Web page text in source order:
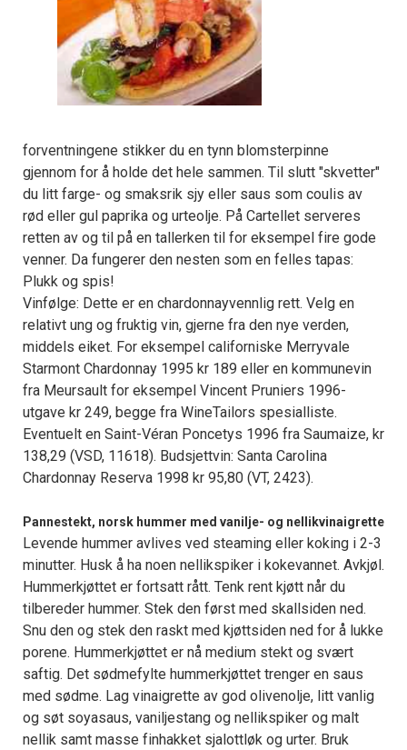
forventningene stikker du en tynn blomsterpinne
gjennom for å holde det hele sammen. Til slutt "skvetter"
du litt farge- og smaksrik sjy eller saus som coulis av
rød eller gul paprika og urteolje. På Cartellet serveres
retten av og til på en tallerken til for eksempel fire gode
venner. Da fungerer den nesten som en felles tapas:
Plukk og spis!
Vinfølge: Dette er en chardonnayvennlig rett. Velg en
relativt ung og fruktig vin, gjerne fra den nye verden,
middels eiket. For eksempel californiske Merryvale
Starmont Chardonnay 1995 kr 189 eller en kommunevin
fra Meursault for eksempel Vincent Pruniers 1996-
utgave kr 249, begge fra WineTailors spesialliste.
Eventuelt en Saint-Véran Poncetys 1996 fra Saumaize, kr
138,29 (VSD, 11618). Budsjettvin: Santa Carolina
Chardonnay Reserva 1998 kr 95,80 (VT, 2423).
Pannestekt, norsk hummer med vanilje- og nellikvinaigrette
Levende hummer avlives ved steaming eller koking i 2-3
minutter. Husk å ha noen nellikspiker i kokevannet. Avkjøl.
Hummerkjøttet er fortsatt rått. Tenk rent kjøtt når du
tilbereder hummer. Stek den først med skallsiden ned.
Snu den og stek den raskt med kjøttsiden ned for å lukke
porene. Hummerkjøttet er nå medium stekt og svært
saftig. Det sødmefylte hummerkjøttet trenger en saus
med sødme. Lag vinaigrette av god olivenolje, litt vanlig
og søt soyasaus, vaniljestang og nellikspiker og malt
nellik samt masse finhakket sjalottløk og urter. Bruk